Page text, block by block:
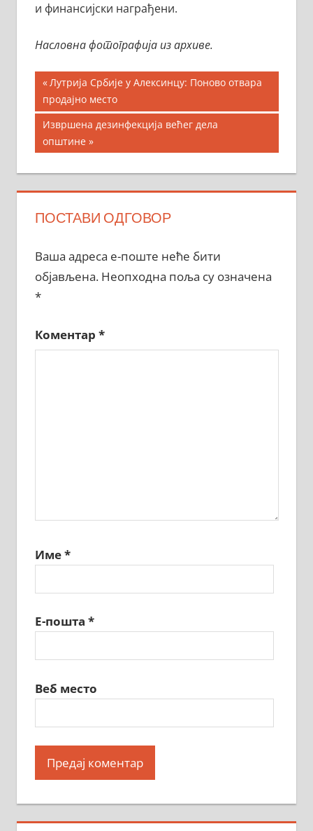
и финансијски награђени.
Насловна фотографија из архиве.
Кретање
чланка
Previous
Post:
Лутрија Србије у Алексинцу: Поново отвара
продајно место
Next
Post:
Извршена дезинфекција већег дела
општине
ПОСТАВИ ОДГОВОР
Ваша адреса е-поште неће бити
објављена. Неопходна поља су означена
*
Коментар *
Име*
Е-пошта *
Веб место